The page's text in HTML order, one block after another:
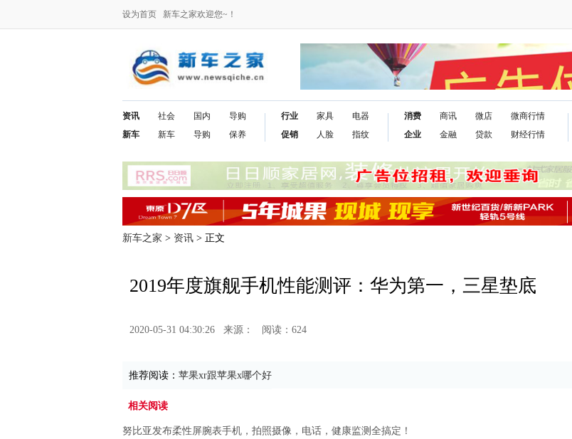
设为首页 新车之家欢迎您~！
资讯
新车
社会
新车
国内
导购
导购
保养
行业
促销
家具
人脸
电器
指纹
消费
企业
商讯
金融
微店
贷款
微商行情
财经行情
新车之家 > 资讯 > 正文
2019年度旗舰手机性能测评：华为第一，三星垫底
2020-05-31 04:30:26 来源： 阅读：624
推荐阅读： 苹果xr跟苹果x哪个好
相关阅读
努比亚发布柔性屏腕表手机，拍照摄像，电话，健康监测全搞定！